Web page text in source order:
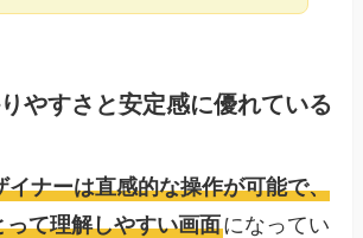
やすさと安定感に優れている
イナーは直感的な操作が可能で、
って理解しやすい画面になってい